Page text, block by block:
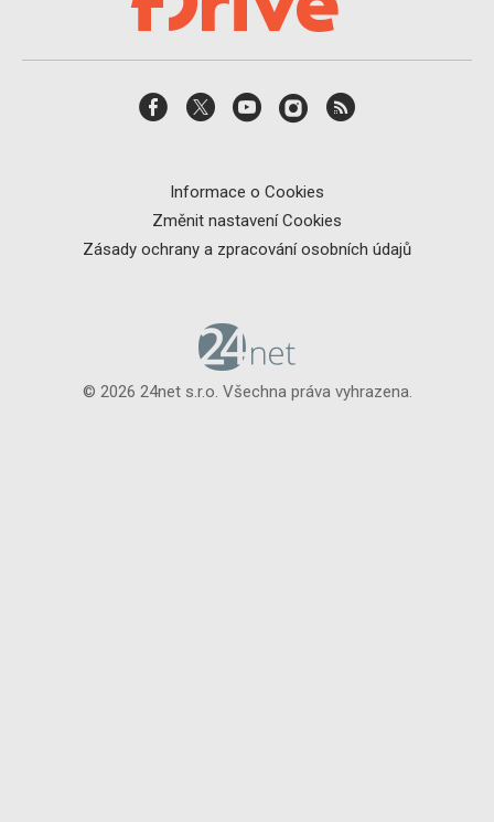
Informace o Cookies
Změnit nastavení Cookies
Zásady ochrany a zpracování osobních údajů
© 2026 24net s.r.o. Všechna práva vyhrazena.